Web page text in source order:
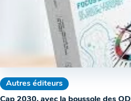
Autres éditeurs
Cap 2030, avec la boussole des